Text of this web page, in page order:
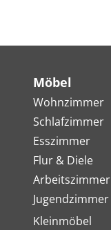
Möbel
Wohnzimmer
Schlafzimmer
Esszimmer
Flur & Diele
Arbeitszimmer
Jugendzimmer
Kleinmöbel